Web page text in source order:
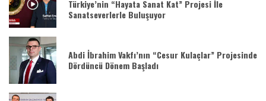
Türkiye’nin “Hayata Sanat Kat” Projesi İle
Sanatseverlerle Buluşuyor
Abdi İbrahim Vakfı’nın “Cesur Kulaçlar” Projesinde
Dördüncü Dönem Başladı